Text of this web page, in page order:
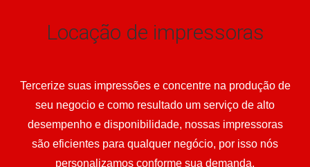
Locação de impressoras
Tercerize suas impressões e concentre na produção de
seu negocio e como resultado um serviço de alto
desempenho e disponibilidade, nossas impressoras
são eficientes para qualquer negócio, por isso nós
personalizamos conforme sua demanda.